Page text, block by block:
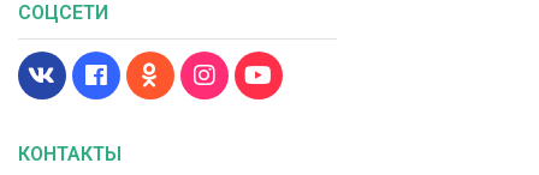
КОНТАКТЫ
СОЦСЕТИ